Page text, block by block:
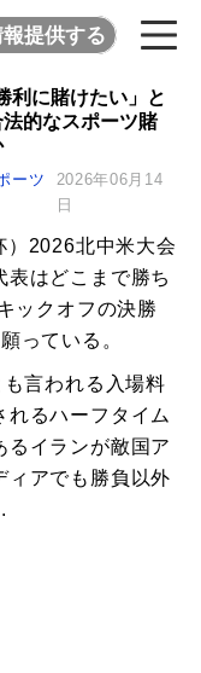
提供する
利に賭けたい」と
的なスポーツ賭
ーツ
2026年06月14
日
2026北中米大会
表はどこまで勝ち
ックオフの決勝
っている。
言われる入場料
るハーフタイム
るイランが敵国ア
ィアでも勝負以外